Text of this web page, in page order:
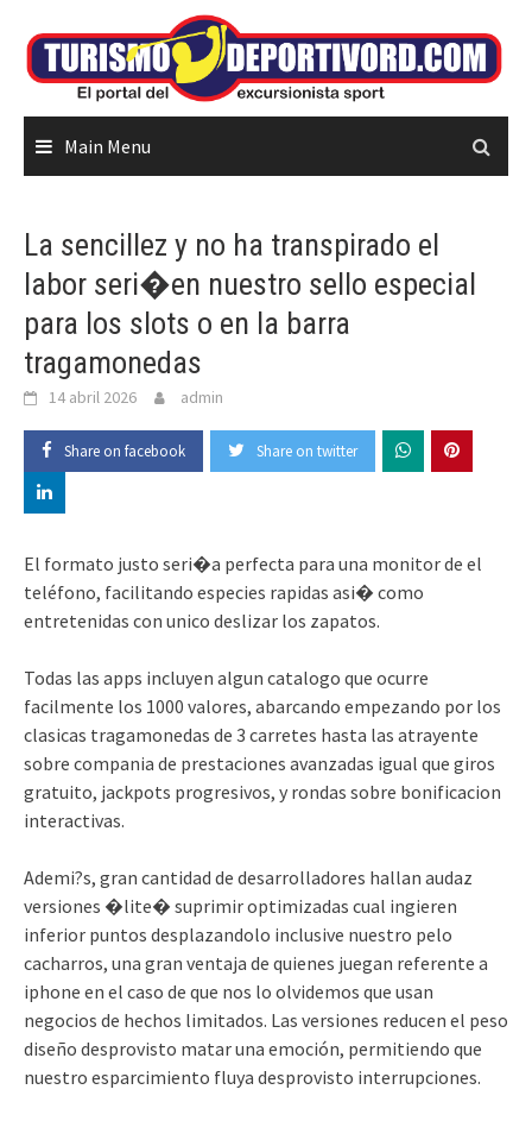
content
Main Menu
La sencillez y no ha transpirado el
labor seri�en nuestro sello especial
para los slots o en la barra
tragamonedas
14 abril 2026 admin
Share on facebook Share on twitter
El formato justo seri�a perfecta para una monitor de el
teléfono, facilitando especies rapidas asi� como
entretenidas con unico deslizar los zapatos.
Todas las apps incluyen algun catalogo que ocurre
facilmente los 1000 valores, abarcando empezando por los
clasicas tragamonedas de 3 carretes hasta las atrayente
sobre compania de prestaciones avanzadas igual que giros
gratuito, jackpots progresivos, y rondas sobre bonificacion
interactivas.
Ademi?s, gran cantidad de desarrolladores hallan audaz
versiones �lite� suprimir optimizadas cual ingieren
inferior puntos desplazandolo inclusive nuestro pelo
cacharros, una gran ventaja de quienes juegan referente a
iphone en el caso de que nos lo olvidemos que usan
negocios de hechos limitados. Las versiones reducen el peso
diseño desprovisto matar una emoción, permitiendo que
nuestro esparcimiento fluya desprovisto interrupciones.